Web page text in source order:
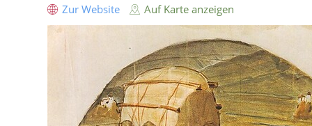
Zur Website Auf Karte anzeigen